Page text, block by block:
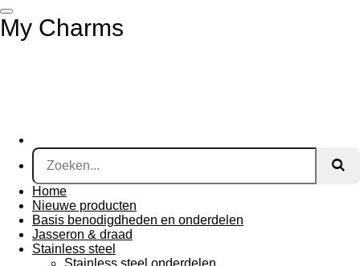
Ga
direct
naar
My Charms
Home
Nieuwe producten
Basis benodigdheden en onderdelen
Jasseron & draad
Stainless steel
Stainless steel onderdelen